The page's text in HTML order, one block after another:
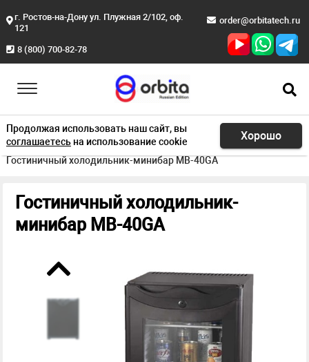
г. Ростов-на-Дону ул. Плужная 2/102, оф.
121
8 (800) 700-82-78
order@orbitatech.ru
Продолжая использовать наш сайт, вы
соглашаетесьна использование cookie Хорошо
Главная Продукция
Минибары
Гостиничный холодильник-минибар MB-40GA
Гостиничный холодильник-
минибар MB-40GA